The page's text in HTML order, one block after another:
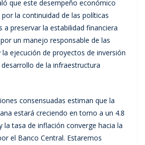
que este desempeño económico
la continuidad de las políticas
a preservar la estabilidad financiera
un manejo responsable de las
la ejecución de proyectos de inversión
de la infraestructura
consensuadas estiman que la
estará creciendo en torno a un 4.8
la tasa de inflación converge hacia la
el Banco Central. Estaremos